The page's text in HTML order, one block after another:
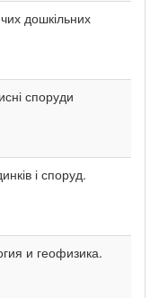
дошкільних
споруди
і споруд.
и геофизика.